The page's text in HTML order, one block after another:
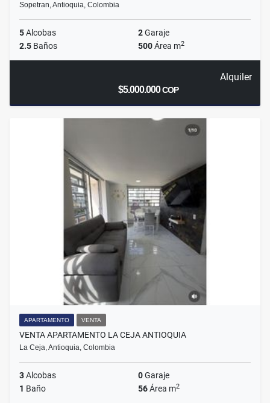
Sopetran, Antioquia, Colombia
5Alcobas 2Garaje
2.5 Baños 500Área m2
Alquiler
$5.000.000COP
APARTAMENTO VENTA
VENTA APARTAMENTO LA CEJA ANTIOQUIA
La Ceja, Antioquia, Colombia
3Alcobas 0Garaje
1 Baño 56Área m2